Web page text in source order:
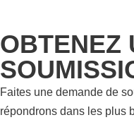
OBTENEZ
Faites une demande de
répondrons dans les plus